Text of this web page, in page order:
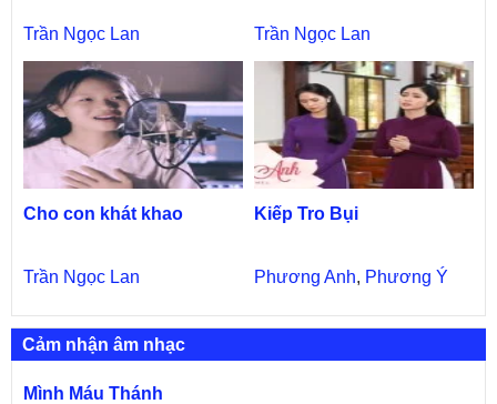
Trần Ngọc Lan Trần Ngọc Lan
Cho con khát khao
Trần Ngọc Lan
Kiếp Tro Bụi
Phương Anh, Phương Ý
Cảm nhận âm nhạc
Mình Máu Thánh